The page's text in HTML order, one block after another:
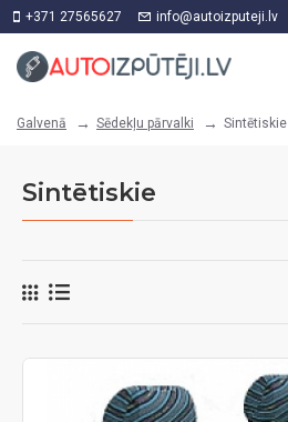
+371 27565627 info@autoizputeji.lv
Galvenā Sēdekļu pārvalki Sintētiskie
Sintētiskie